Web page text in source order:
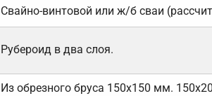
Свайно-винтовой или ж/б сваи
Рубероид в два слоя.
Из обрезного бруса 150х150 мм.